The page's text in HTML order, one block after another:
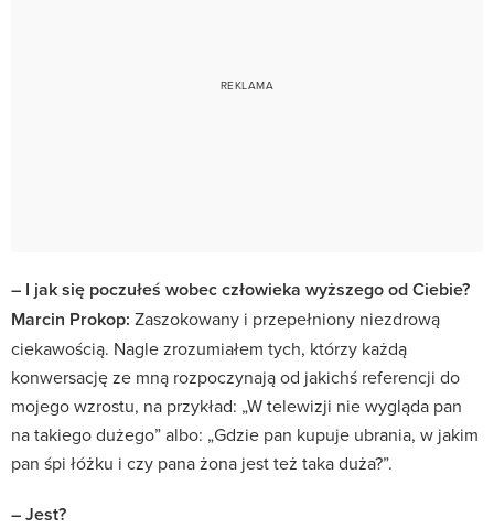
– I jak się poczułeś wobec człowieka wyższego od Ciebie?
Marcin Prokop: Zaszokowany i przepełniony niezdrową
ciekawością. Nagle zrozumiałem tych, którzy każdą
konwersację ze mną rozpoczynają od jakichś referencji do
mojego wzrostu, na przykład: „W telewizji nie wygląda pan
na takiego dużego” albo: „Gdzie pan kupuje ubrania, w jakim
pan śpi łóżku i czy pana żona jest też taka duża?”.
– Jest?